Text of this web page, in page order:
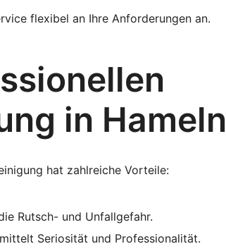
flexibel an Ihre Anforderungen an.
in Hameln
hat zahlreiche Vorteile:
Rutsch- und Unfallgefahr.
Seriosität und Professionalität.